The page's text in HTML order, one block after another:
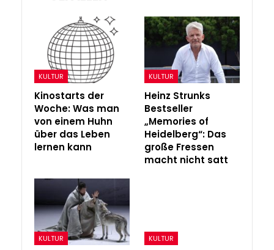
KULTUR
Kinostarts der
Woche: Was man
von einem Huhn
über das Leben
lernen kann
KULTUR
Heinz Strunks
Bestseller
„Memories of
Heidelberg“: Das
große Fressen
macht nicht satt
KULTUR KULTUR